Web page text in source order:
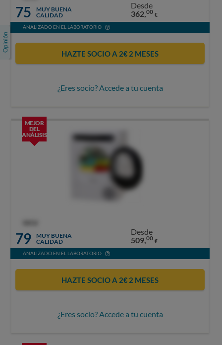
75
MUY BUENA
CALIDAD
Desde
362,00 €
ANALIZADO EN EL LABORATORIO
HAZTE SOCIO A 2€ 2 MESES
¿Eres socio? Accede a tu cuenta
MEJOR
DEL
ANÁLISIS
79
MUY BUENA
CALIDAD
Desde
509,00 €
ANALIZADO EN EL LABORATORIO
HAZTE SOCIO A 2€ 2 MESES
¿Eres socio? Accede a tu cuenta